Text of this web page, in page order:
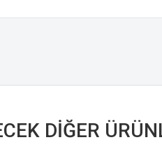
DIĞER